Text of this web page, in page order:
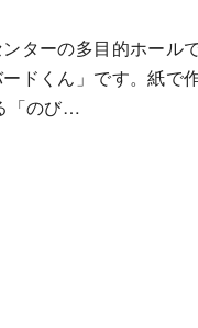
ターの多目的ホール
ドくん」です。紙で
「のび…